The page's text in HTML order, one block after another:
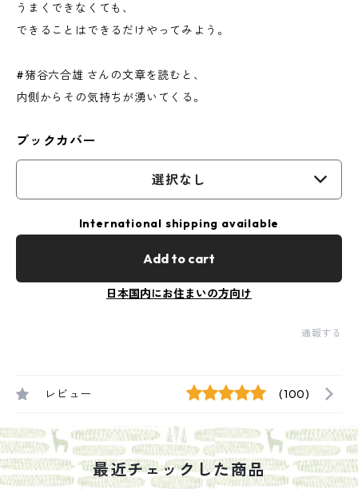
うまくできなくても、
できることはできるだけやってみよう。
#猪谷六合雄 さんの文章を読むと、
内側からその気持ちが湧いてくる。
ブックカバー
選択なし
International shipping available
Add to cart
日本国内にお住まいの方向け
通報する
レビュー (100)
最近チェックした商品